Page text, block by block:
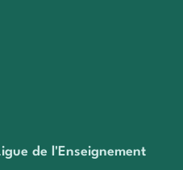
de l'Enseignement